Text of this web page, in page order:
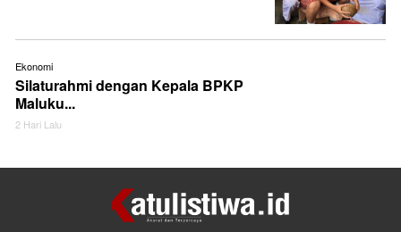
Ekonomi
Silaturahmi dengan Kepala BPKP
Maluku...
2 Hari Lalu